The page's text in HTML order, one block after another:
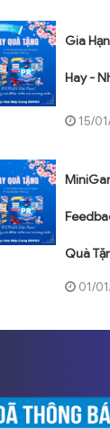
Gia
Hay -
15/
Quà
01/